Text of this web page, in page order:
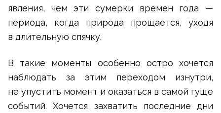
явления, чем эти сумерки времен года —
периода, когда природа прощается, уходя
в длительную спячку.
В такие моменты особенно остро хочется
наблюдать за этим переходом изнутри,
не упустить момент и оказаться в самой гуще
событий. Хочется захватить последние дни